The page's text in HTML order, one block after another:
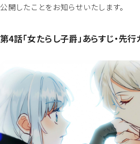
公開したことをお知らせいたします。
第4話「女たらし子爵」あらすじ・先行